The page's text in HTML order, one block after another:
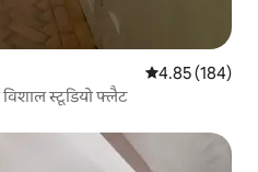
औसत रेटिंग 5 में से
4.85 (184)
स्टूडियो फ्लैट